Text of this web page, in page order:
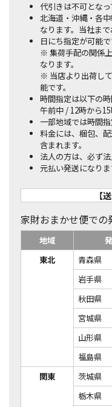
代引きは不可となっ
北海道・沖縄・各
なります。当社ま
日にち指定が可能で
※ 集荷手配の関係
なります。
※ 当店より出荷し
能です。
時間指定は以下の時
午前中 / 12時から
一部地域では時間指
料金には、梱包、
含まれます。
法人の方は、必ず
元払い発送になりま
【
家財おまかせ便での
地域
東北
青森県
岩手県
秋田県
宮城県
山形県
福島県
関東
茨城県
栃木県